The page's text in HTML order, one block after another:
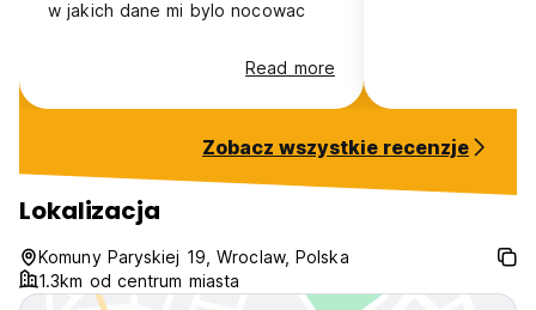
w jakich dane mi bylo nocowac
Read more
Zobacz wszystkie recenzje
Lokalizacja
Komuny Paryskiej 19, Wroclaw, Polska
1.3km od centrum miasta